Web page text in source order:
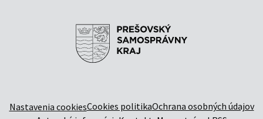
Nastavenia cookiesCookies politikaOchrana osobných údajov